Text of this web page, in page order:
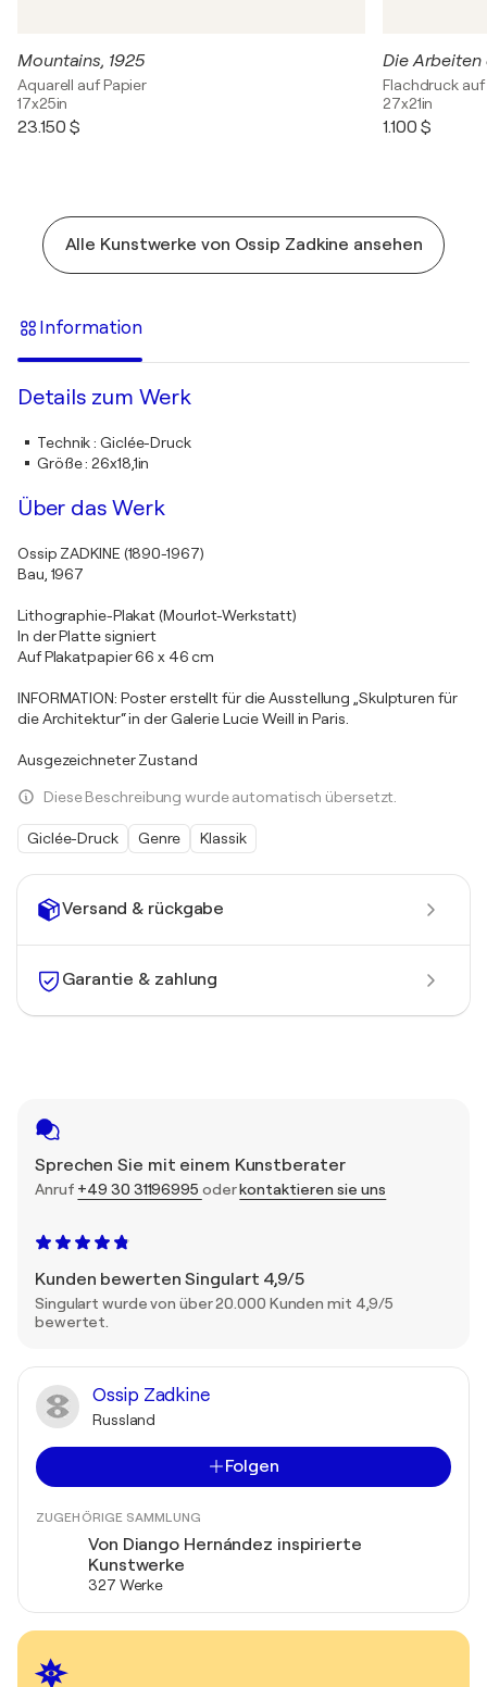
Versand & rückgabe
Garantie & zahlung
Sprechen Sie mit einem Kunstberater
Anruf +49 30 31196995 oderkontaktieren sie uns
Kunden bewerten Singulart 4,9/5
Singulart wurde von über 20.000 Kunden mit 4,9/5
bewertet.
Ossip Zadkine
Russland
Folgen
ZUGEHÖRIGE SAMMLUNG
Von Diango Hernández inspirierte
Kunstwerke
327 Werke
Mountains, 1925
Aquarell auf Papier
17x25in
23.150 $
Die Arbeiten
Flachdruck auf
27x21in
1.100 $
Alle Kunstwerke von Ossip Zadkine ansehen
Information
Details zum Werk
Technik:Giclée-Druck
Größe: 26x18,1in
Über das Werk
Ossip ZADKINE (1890-1967)
Bau, 1967
Lithographie-Plakat (Mourlot-Werkstatt)
In der Platte signiert
Auf Plakatpapier 66 x 46 cm
INFORMATION: Poster erstellt für die Ausstellung „Skulpturen für
die Architektur“ in der Galerie Lucie Weill in Paris.
Ausgezeichneter Zustand
Diese Beschreibung wurde automatisch übersetzt.
Giclée-Druck Genre Klassik